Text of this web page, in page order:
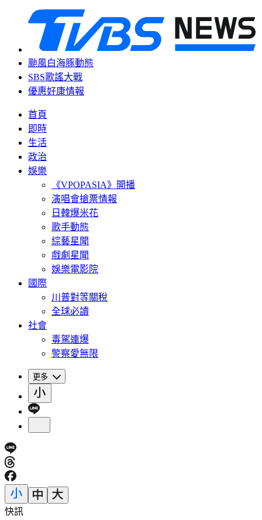
颱風白海豚動態
SBS歌謠大戰
優惠好康情報
首頁
即時
生活
政治
娛樂
《VPOPASIA》開播
演唱會搶票情報
日韓爆米花
歌手動態
綜藝星聞
戲劇星聞
娛樂電影院
國際
川普對等關稅
全球必讀
社會
毒駕連爆
警察愛無限
更多
快訊